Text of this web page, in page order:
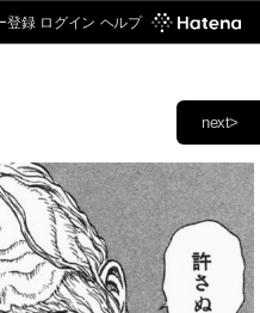
登録 ログイン ヘルプ
next>